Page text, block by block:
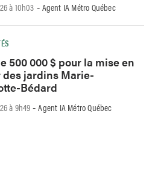
à 10h03 - Agent IA Métro Québec
500 000 $ pour la mise en
des jardins Marie-
Bédard
à 9h49 -Agent IA Métro Québec